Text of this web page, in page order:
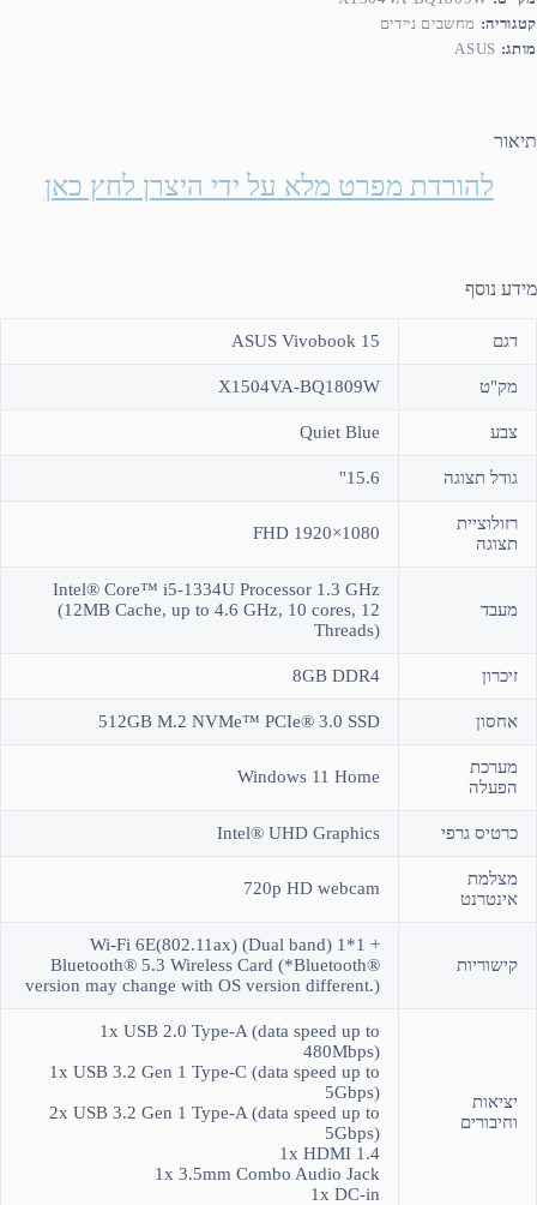
קטגוריה: מחשבים ניידים
מותג: ASUS
תיאור
להורדת מפרט מלא על ידי היצרן לחץ כאן
מידע נוסף
דגם ASUS Vivobook 15
מק"ט X1504VA-BQ1809W
צבע Quiet Blue
גודל תצוגה 15.6''
רזולוציית
תצוגה
FHD 1920×1080
מעבד
Intel® Core™ i5-1334U Processor 1.3 GHz
(12MB Cache, up to 4.6 GHz, 10 cores, 12
Threads)
זיכרון 8GB DDR4
אחסון 512GB M.2 NVMe™ PCIe® 3.0 SSD
מערכת
הפעלה
Windows 11 Home
כרטיס גרפי Intel® UHD Graphics
מצלמת
אינטרנט
720p HD webcam
קישוריות
Wi-Fi 6E(802.11ax) (Dual band) 1*1 +
Bluetooth® 5.3 Wireless Card (*Bluetooth®
version may change with OS version different.)
יציאות
וחיבורים
1x USB 2.0 Type-A (data speed up to
480Mbps)
1x USB 3.2 Gen 1 Type-C (data speed up to
5Gbps)
2x USB 3.2 Gen 1 Type-A (data speed up to
5Gbps)
1x HDMI 1.4
1x 3.5mm Combo Audio Jack
1x DC-in